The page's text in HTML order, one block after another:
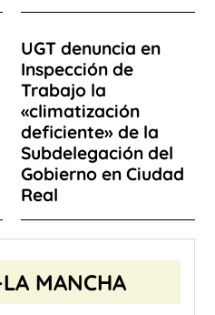
UGT denuncia en
Inspección de
Trabajo la
«climatización
deficiente» de la
Subdelegación del
Gobierno en Ciudad
Real
MANCHA